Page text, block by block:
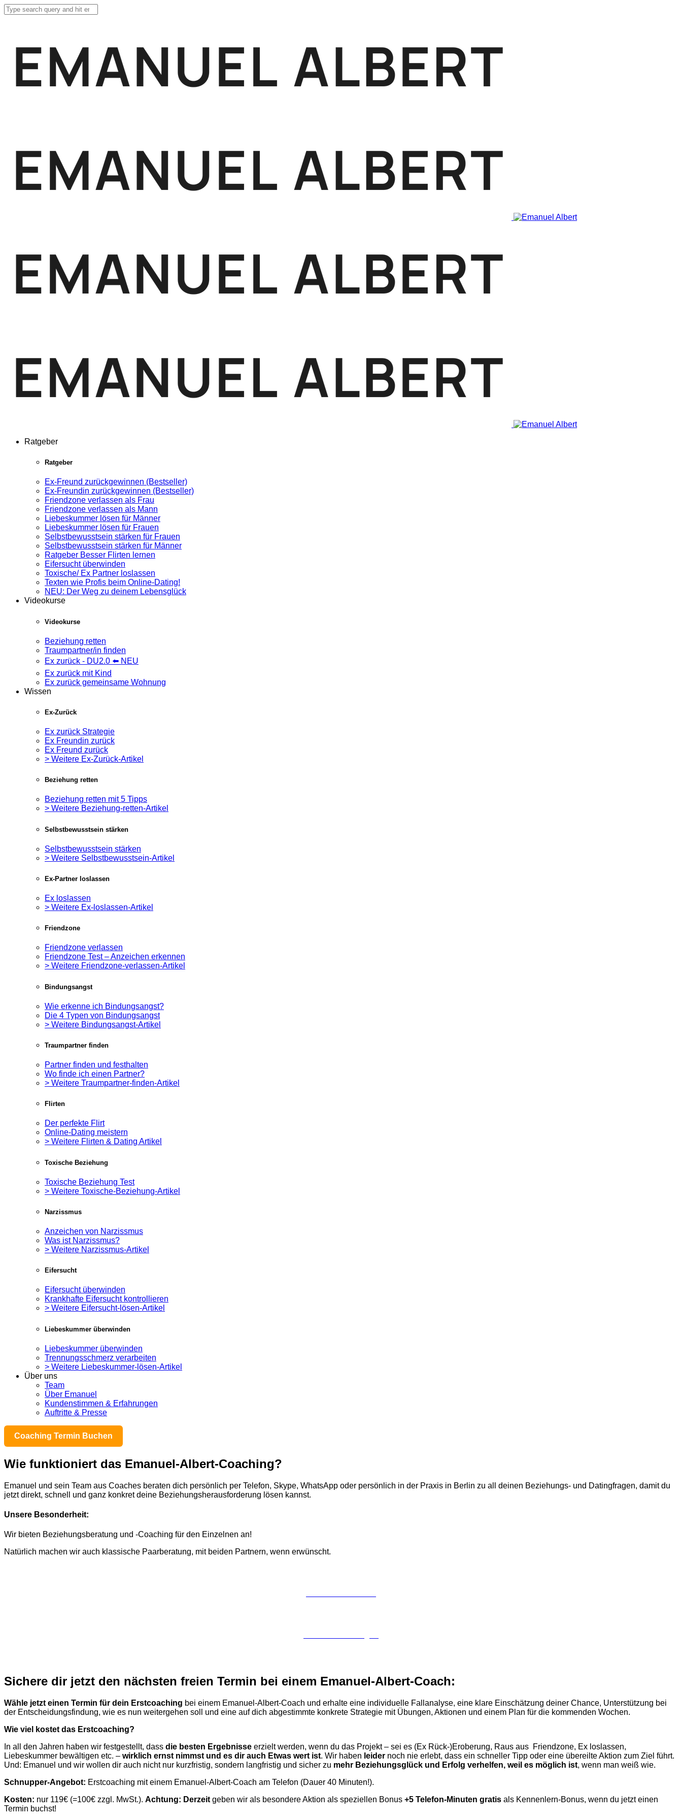
Ratgeber
Ratgeber
Ex-Freund zurückgewinnen (Bestseller)
Ex-Freundin zurückgewinnen (Bestseller)
Friendzone verlassen als Frau
Friendzone verlassen als Mann
Liebeskummer lösen für Männer
Liebeskummer lösen für Frauen
Selbstbewusstsein stärken für Frauen
Selbstbewusstsein stärken für Männer
Ratgeber Besser Flirten lernen
Eifersucht überwinden
Toxische/ Ex Partner loslassen
Texten wie Profis beim Online-Dating!
NEU: Der Weg zu deinem Lebensglück
Videokurse
Videokurse
Beziehung retten
Traumpartner/in finden
Ex zurück - DU2.0 ⬅️ NEU
Ex zurück mit Kind
Ex zurück gemeinsame Wohnung
Wissen
Ex-Zurück
Ex zurück Strategie
Ex Freundin zurück
Ex Freund zurück
> Weitere Ex-Zurück-Artikel
Beziehung retten
Beziehung retten mit 5 Tipps
> Weitere Beziehung-retten-Artikel
Selbstbewusstsein stärken
Selbstbewusstsein stärken
> Weitere Selbstbewusstsein-Artikel
Ex-Partner loslassen
Ex loslassen
> Weitere Ex-loslassen-Artikel
Friendzone
Friendzone verlassen
Friendzone Test – Anzeichen erkennen
> Weitere Friendzone-verlassen-Artikel
Bindungsangst
Wie erkenne ich Bindungsangst?
Die 4 Typen von Bindungsangst
> Weitere Bindungsangst-Artikel
Traumpartner finden
Partner finden und festhalten
Wo finde ich einen Partner?
> Weitere Traumpartner-finden-Artikel
Flirten
Der perfekte Flirt
Online-Dating meistern
> Weitere Flirten & Dating Artikel
Toxische Beziehung
Toxische Beziehung Test
> Weitere Toxische-Beziehung-Artikel
Narzissmus
Anzeichen von Narzissmus
Was ist Narzissmus?
> Weitere Narzissmus-Artikel
Eifersucht
Eifersucht überwinden
Krankhafte Eifersucht kontrollieren
> Weitere Eifersucht-lösen-Artikel
Liebeskummer überwinden
Liebeskummer überwinden
Trennungsschmerz verarbeiten
> Weitere Liebeskummer-lösen-Artikel
Über uns
Team
Über Emanuel
Kundenstimmen & Erfahrungen
Auftritte & Presse
Coaching Termin Buchen
Wie funktioniert das Emanuel-Albert-Coaching?
Emanuel und sein Team aus Coaches beraten dich persönlich per Telefon, Skype, WhatsApp oder persönlich in der Praxis in Berlin zu all deinen Beziehungs- und Datingfragen, damit du
jetzt direkt, schnell und ganz konkret deine Beziehungsherausforderung lösen kannst.
Unsere Besonderheit:
Wir bieten Beziehungsberatung und -Coaching für den Einzelnen an!
Natürlich machen wir auch klassische Paarberatung, mit beiden Partnern, wenn erwünscht.
Sichere dir jetzt den nächsten freien Termin bei einem Emanuel-Albert-Coach:
Wähle jetzt einen Termin für dein Erstcoaching bei einem Emanuel-Albert-Coach und erhalte eine individuelle Fallanalyse, eine klare Einschätzung deiner Chance, Unterstützung bei
der Entscheidungsfindung, wie es nun weitergehen soll und eine auf dich abgestimmte konkrete Strategie mit Übungen, Aktionen und einem Plan für die kommenden Wochen.
Wie viel kostet das Erstcoaching?
In all den Jahren haben wir festgestellt, dass die besten Ergebnisse erzielt werden, wenn du das Projekt – sei es (Ex Rück-)Eroberung, Raus aus Friendzone, Ex loslassen,
Liebeskummer bewältigen etc. – wirklich ernst nimmst und es dir auch Etwas wert ist. Wir haben leider noch nie erlebt, dass ein schneller Tipp oder eine übereilte Aktion zum Ziel führt.
Und: Emanuel und wir wollen dir auch nicht nur kurzfristig, sondern langfristig und sicher zu mehr Beziehungsglück und Erfolg verhelfen, weil es möglich ist, wenn man weiß wie.
Schnupper-Angebot: Erstcoaching mit einem Emanuel-Albert-Coach am Telefon (Dauer 40 Minuten!).
Kosten: nur 119€ (=100€ zzgl. MwSt.). Achtung: Derzeit geben wir als besondere Aktion als speziellen Bonus +5 Telefon-Minuten gratis als Kennenlern-Bonus, wenn du jetzt einen
Termin buchst!